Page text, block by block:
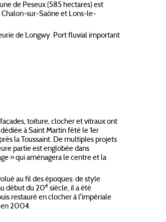
de Peseux (585 hectares) est
Chalon-sur-Saône et Lons-le-
de Longwy. Port fluvial important
toiture, clocher et vitraux ont
à Saint Martin fêté le 1er
la Toussaint. De multiples projets
partie est englobée dans
» qui aménagera le centre et la
au fil des époques: de style
début du 20è siècle, il a été
restauré en clocher à l'impériale
en 2004.